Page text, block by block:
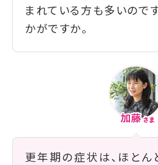
まれている方も多いので
かがですか。
更年期の症状は、ほとん